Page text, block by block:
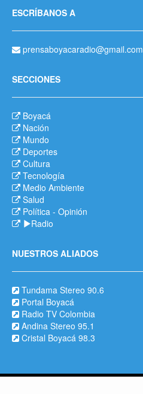
ESCRÍBANOS A
prensaboyacaradio@gmail.com
SECCIONES
Boyacá
Nación
Mundo
Deportes
Cultura
Tecnología
Medio Ambiente
Salud
Política - Opinión
Radio
NUESTROS ALIADOS
Tundama Stereo 90.6
Portal Boyacá
Radio TV Colombia
Andina Stereo 95.1
Cristal Boyacá 98.3